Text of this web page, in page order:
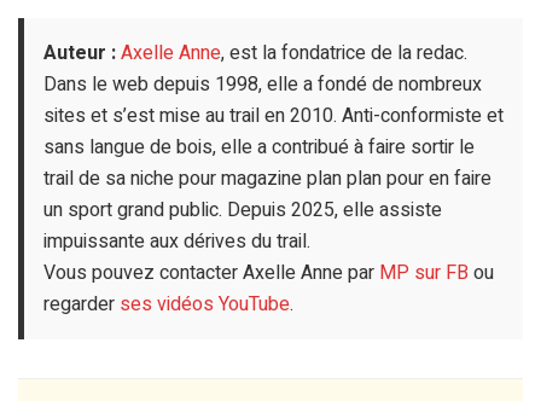
Auteur :Axelle Anne, est la fondatrice de la redac.
Dans le web depuis 1998, elle a fondé de nombreux
sites et s’est mise au trail en 2010. Anti-conformiste et
sans langue de bois, elle a contribué à faire sortir le
trail de sa niche pour magazine plan plan pour en faire
un sport grand public. Depuis 2025, elle assiste
impuissante aux dérives du trail.
Vous pouvez contacter Axelle Anne par MP sur FB ou
regarder ses vidéos YouTube.